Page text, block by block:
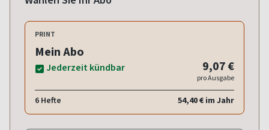
PRINT
Mein Abo
Jederzeit kündbar 9,07 €
pro Ausgabe
6 Hefte 54,40 € im Jahr